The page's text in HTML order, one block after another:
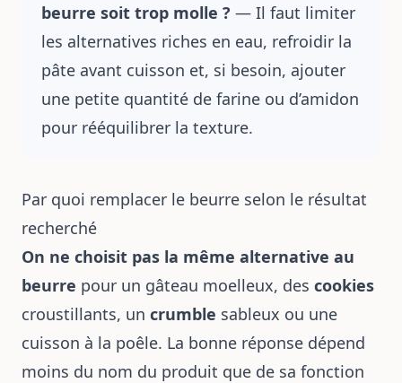
beurre soit trop molle ? — Il faut limiter
les alternatives riches en eau, refroidir la
pâte avant cuisson et, si besoin, ajouter
une petite quantité de farine ou d’amidon
pour rééquilibrer la texture.
Par quoi remplacer le beurre selon le résultat
recherché
On ne choisit pas la même alternative au
beurre pour un gâteau moelleux, des cookies
croustillants, un crumble sableux ou une
cuisson à la poêle. La bonne réponse dépend
moins du nom du produit que de sa fonction